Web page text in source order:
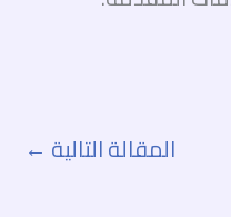
المقالة التالية ←